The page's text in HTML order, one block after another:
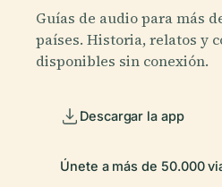
Guías de audio para más
países. Historia, relatos y
disponibles sin conexión.
Descargar la app
Únete a más de 50.000